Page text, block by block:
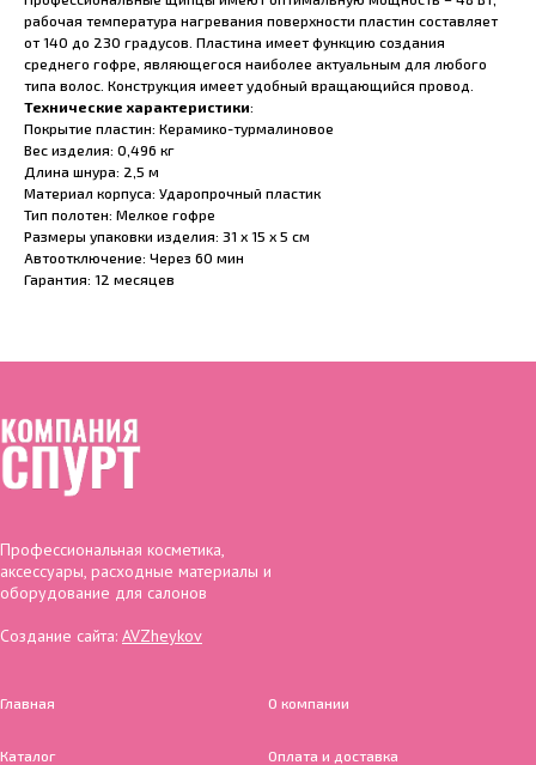
рабочая температура нагревания поверхности пластин составляет
от 140 до 230 градусов. Пластина имеет функцию создания
среднего гофре, являющегося наиболее актуальным для любого
типа волос. Конструкция имеет удобный вращающийся провод.
Технические характеристики:
Покрытие пластин: Керамико-турмалиновое
Вес изделия: 0,496 кг
Длина шнура: 2,5 м
Материал корпуса: Ударопрочный пластик
Тип полотен: Мелкое гофре
Размеры упаковки изделия: 31 х 15 х 5 см
Автоотключение: Через 60 мин
Гарантия: 12 месяцев
Профессиональная косметика,
аксессуары, расходные материалы и
оборудование для салонов
Создание сайта: AVZheykov
Главная
Каталог
О компании
Оплата и доставка